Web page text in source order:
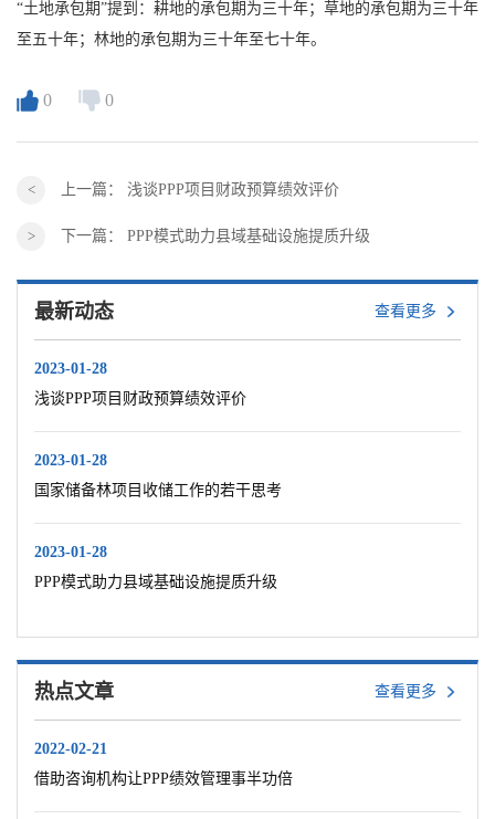
“土地承包期”提到：耕地的承包期为三十年；草地的承包期为三十年
至五十年；林地的承包期为三十年至七十年。
0 0
上一篇： 浅谈PPP项目财政预算绩效评价
下一篇： PPP模式助力县域基础设施提质升级
最新动态 查看更多
2023-01-28
浅谈PPP项目财政预算绩效评价
2023-01-28
国家储备林项目收储工作的若干思考
2023-01-28
PPP模式助力县域基础设施提质升级
热点文章 查看更多
2022-02-21
借助咨询机构让PPP绩效管理事半功倍